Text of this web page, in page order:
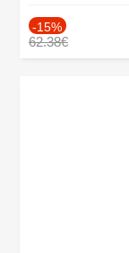
-15%
62.38€